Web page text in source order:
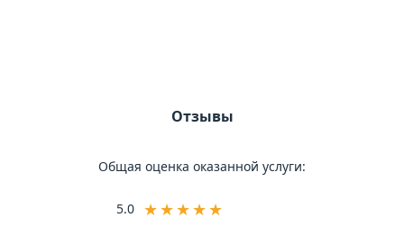
Отзывы
Общая оценка оказанной услуги:
5.0